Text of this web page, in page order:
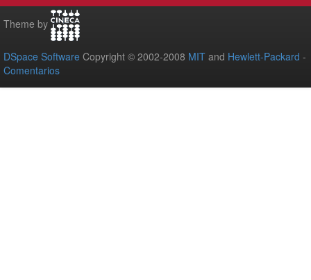
Theme by
DSpace Software Copyright © 2002-2008 MIT and Hewlett-Packard -
Comentarios